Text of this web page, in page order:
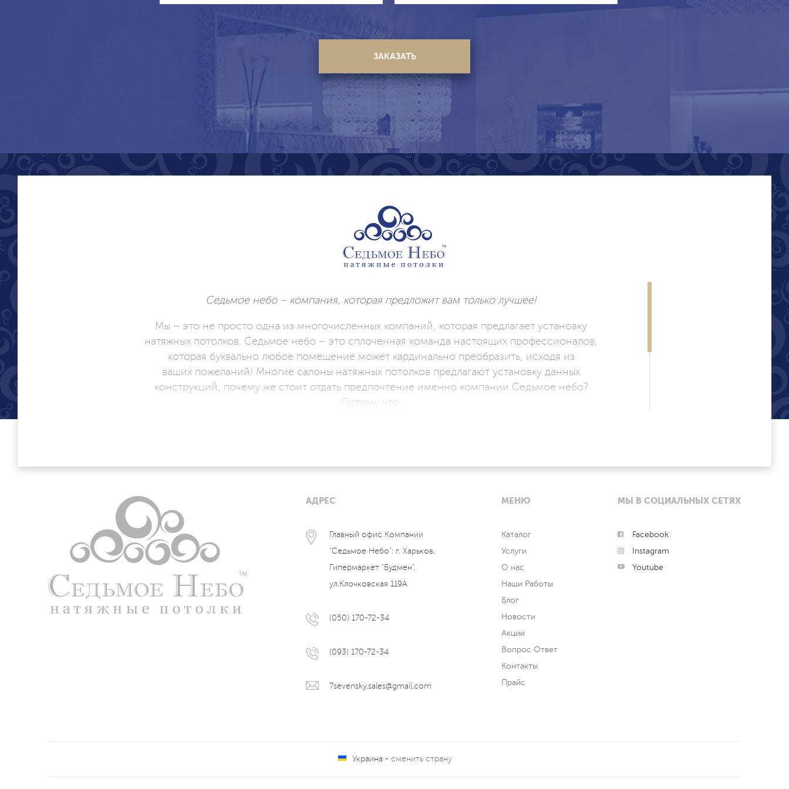
Седьмое небо – компания, которая предложит вам только лучшее!
Мы – это не просто одна из многочисленных компаний, которая предлагает установку
натяжных потолков. Седьмое небо – это сплоченная команда настоящих профессионалов,
которая буквально любое помещение может кардинально преобразить, исходя из
ваших пожеланий! Многие салоны натяжных потолков предлагают установку данных
конструкций, почему же стоит отдать предпочтение именно компании Седьмое небо?
Потому что:
Со всей ответственностью подходим к выполнению договорных обязательств. Доверьтесь
оговоренные сроки;
АДРЕС
Главный офис Компании
"Седьмое Небо": г. Харьков,
Гипермаркет "Будмен",
ул.Клочковская 119А
(050) 170-72-34
(093) 170-72-34
7sevensky.sales@gmail.com
МЕНЮ
Каталог
Услуги
О нас
Наши Работы
Блог
Новости
Акции
Вопрос Ответ
Контакты
Прайс
МЫ В СОЦИАЛЬНЫХ СЕТЯХ
Facebook
Instagram
Youtube
Украина - сменить страну